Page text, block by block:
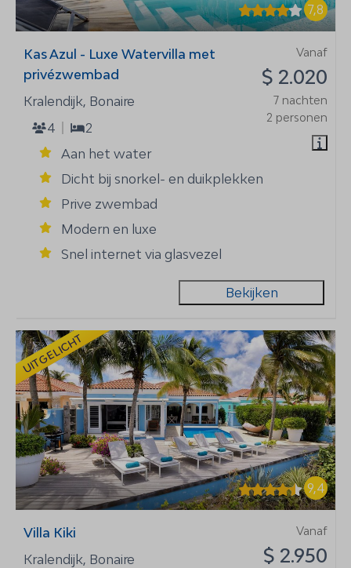
7,8
Vanaf
$ 2.020
7 nachten
2 personen
Kas Azul - Luxe Watervilla met
privézwembad
Kralendijk, Bonaire
4
2
Aan het water
Dicht bij snorkel- en duikplekken
Prive zwembad
Modern en luxe
Snel internet via glasvezel
Bekijken
UITGELICHT
9,4
Vanaf
$ 2.950
Villa Kiki
Kralendijk, Bonaire